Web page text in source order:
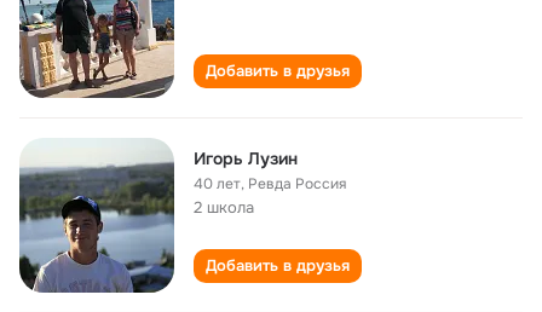
Добавить в друзья
Игорь Лузин
40 лет, Ревда Россия
2 школа
Добавить в друзья